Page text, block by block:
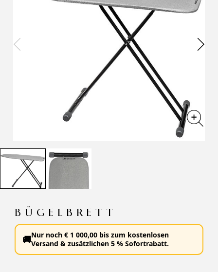
BÜGELBRETT
🚚Nur noch € 1 000,00 bis zum kostenlosen
Versand & zusätzlichen 5 % Sofortrabatt.